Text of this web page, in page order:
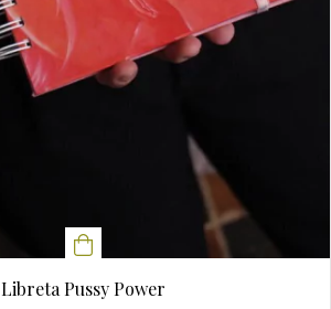
Libreta Pussy Power